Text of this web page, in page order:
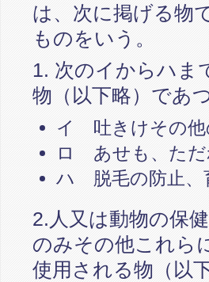
は、次に掲げる物
ものをいう。
1. 次のイからハま
物（以下略）であ
イ 吐きけその他
ロ あせも、ただ
ハ 脱毛の防止、
2.人又は動物の保
のみその他これら
使用される物（以